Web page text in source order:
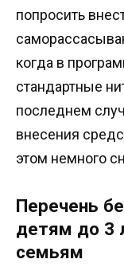
попросить
когда в
стандартные
последнем
внесения
этом немного
Перечень
детям до 3
семьям